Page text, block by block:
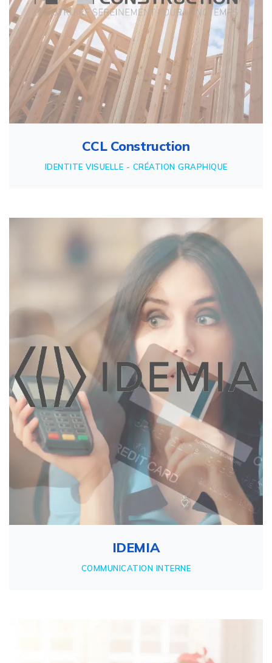
CCL Construction
IDENTITE VISUELLE - CRÉATION GRAPHIQUE
IDEMIA
COMMUNICATION INTERNE